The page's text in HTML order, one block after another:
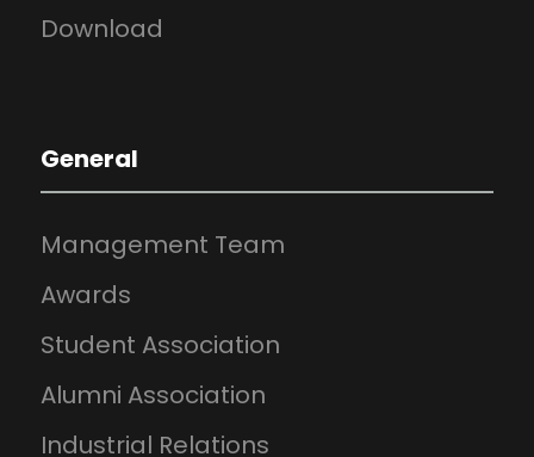
Download
General
Management Team
Awards
Student Association
Alumni Association
Industrial Relations